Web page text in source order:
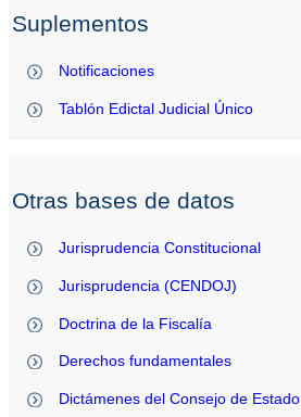
Suplementos
Notificaciones
Tablón Edictal Judicial Único
Otras bases de datos
Jurisprudencia Constitucional
Jurisprudencia (CENDOJ)
Doctrina de la Fiscalía
Derechos fundamentales
Dictámenes del Consejo de Estado